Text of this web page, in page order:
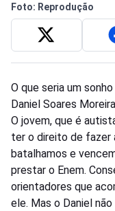
Foto: Reprodução
O que seria um
Daniel Soares
O jovem, que é
ter o direito de fazer
batalhamos e
prestar o Enem.
orientadores que
ele. Mas o Daniel